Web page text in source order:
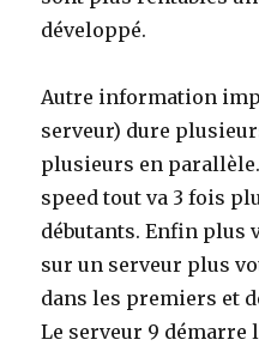
développé.
Autre information
serveur) dure
plusieurs en
speed tout va 3 fois
débutants. Enfin plus
sur un serveur plus
dans les premiers et
Le serveur 9 démarre